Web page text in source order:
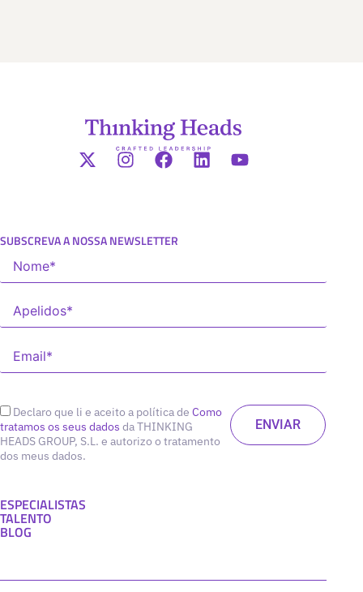
SUBSCREVA A NOSSA NEWSLETTER
Declaro que li e aceito a política de Como
tratamos os seus dados da THINKING
HEADS GROUP, S.L. e autorizo o tratamento
dos meus dados.
ESPECIALISTAS
TALENTO
BLOG